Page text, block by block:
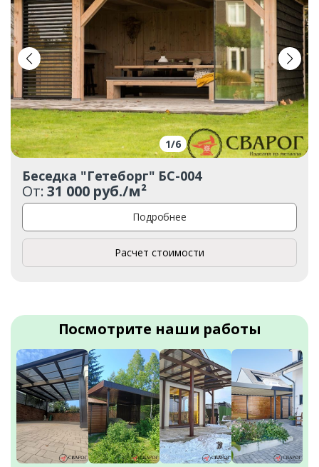
Посмотрите наши работы
1/6
Беседка "Гетеборг" БС-004
От:31 000 руб./м²
Подробнее
Расчет стоимости